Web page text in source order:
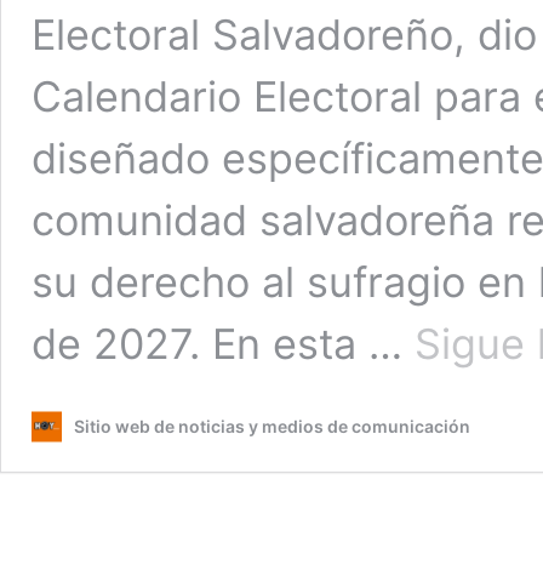
Electoral Salvadoreño,
Calendario Electoral
diseñado
comunidad salvadoreña
su derecho al sufragio
de 2027. En esta … Sigue
Sitio web de noticias y medios de comunicación